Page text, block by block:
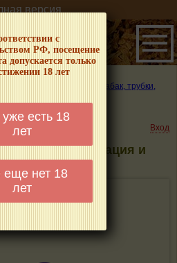
с
РФ, посещение
допускается только
18 лет
есть 18
лет
нет 18
лет
версия
и курении
Где купить табак, трубки,
Вход
- информация и
0(0)